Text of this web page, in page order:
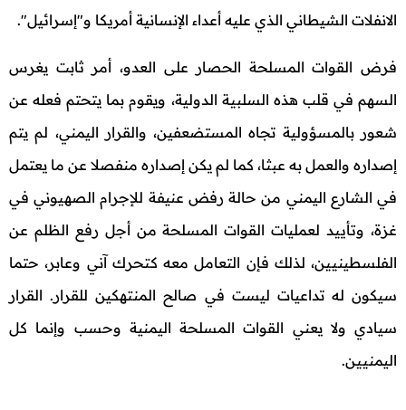
الانفلات الشيطاني الذي عليه أعداء الإنسانية أمريكا و"إسرائيل".
فرض القوات المسلحة الحصار على العدو، أمر ثابت يغرس
السهم في قلب هذه السلبية الدولية، ويقوم بما يتحتم فعله عن
شعور بالمسؤولية تجاه المستضعفين، والقرار اليمني، لم يتم
إصداره والعمل به عبثا، كما لم يكن إصداره منفصلا عن ما يعتمل
في الشارع اليمني من حالة رفض عنيفة للإجرام الصهيوني في
غزة، وتأييد لعمليات القوات المسلحة من أجل رفع الظلم عن
الفلسطينيين، لذلك فإن التعامل معه كتحرك آني وعابر، حتما
سيكون له تداعيات ليست في صالح المنتهكين للقرار. القرار
سيادي ولا يعني القوات المسلحة اليمنية وحسب وإنما كل
اليمنيين.